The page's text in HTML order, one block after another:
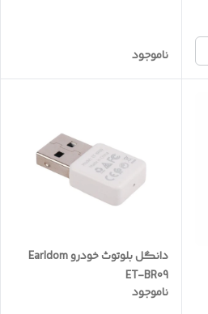
ناموجود
دانگل بلوتوث خودرو Earldom
ET-BR09
ناموجود